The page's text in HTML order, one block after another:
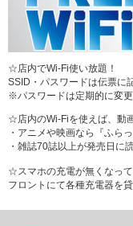
☆店内でWi-Fi使い放題！
SSID・パスワードは伝票に
※パスワードは定期的に変更
☆店内のWi-Fiを使えば、動
・アニメや映画なら『ふらっ
・雑誌70誌以上が発売日に
☆スマホの充電が無くなって
フロントにて各種充電器を